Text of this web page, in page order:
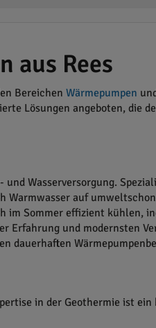
aus Rees
Bereichen Wärmepumpen
Lösungen angeboten, die
Wasserversorgung.
auf
im Sommer effizient kühlen,
Erfahrung und modernsten
dauerhaften
in der Geothermie ist